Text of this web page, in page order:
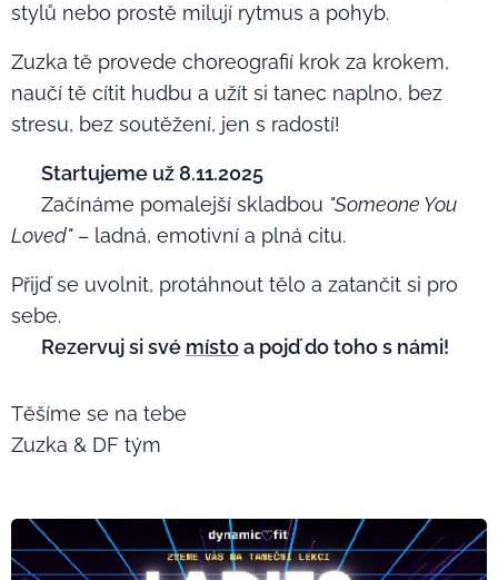
stylů nebo prostě milují rytmus a pohyb. ❤️
Zuzka tě provede choreografií krok za krokem,
naučí tě cítit hudbu a užít si tanec naplno, bez
stresu, bez soutěžení, jen s radostí!
Startujeme už 8.11.2025
🎶 Začínáme pomalejší skladbou "Someone You
Loved"– ladná, emotivní a plná citu.
Přijď se uvolnit, protáhnout tělo a zatančit si pro
sebe.
Rezervuj si své místoa pojď do toho s námi!
Těšíme se na tebe 💖
Zuzka & DF tým